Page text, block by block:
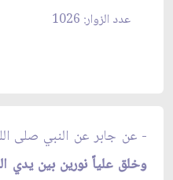
عدد الزوار: 1026
- عن جابر عن النبي صلى
وخلق علياً نورين بين يدي